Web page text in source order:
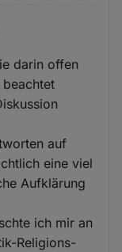
darin offen
auf
eine viel
Aufklärung
ich mir an
Religions-